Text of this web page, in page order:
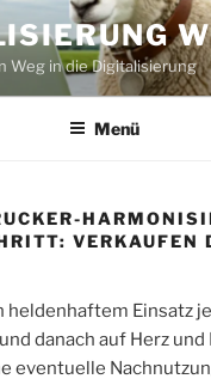
Weg in die Digitalisierung
Menü
VERKAUFEN
heldenhaftem Einsatz
danach auf Herz und
eventuelle